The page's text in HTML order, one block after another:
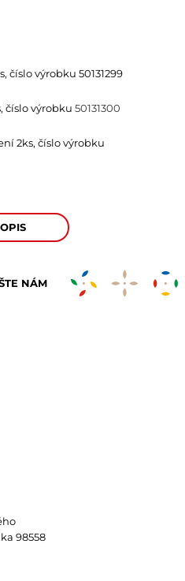
číslo výrobku 50131299
číslo výrobku 50131300
2ks, číslo výrobku
NÁM
98558